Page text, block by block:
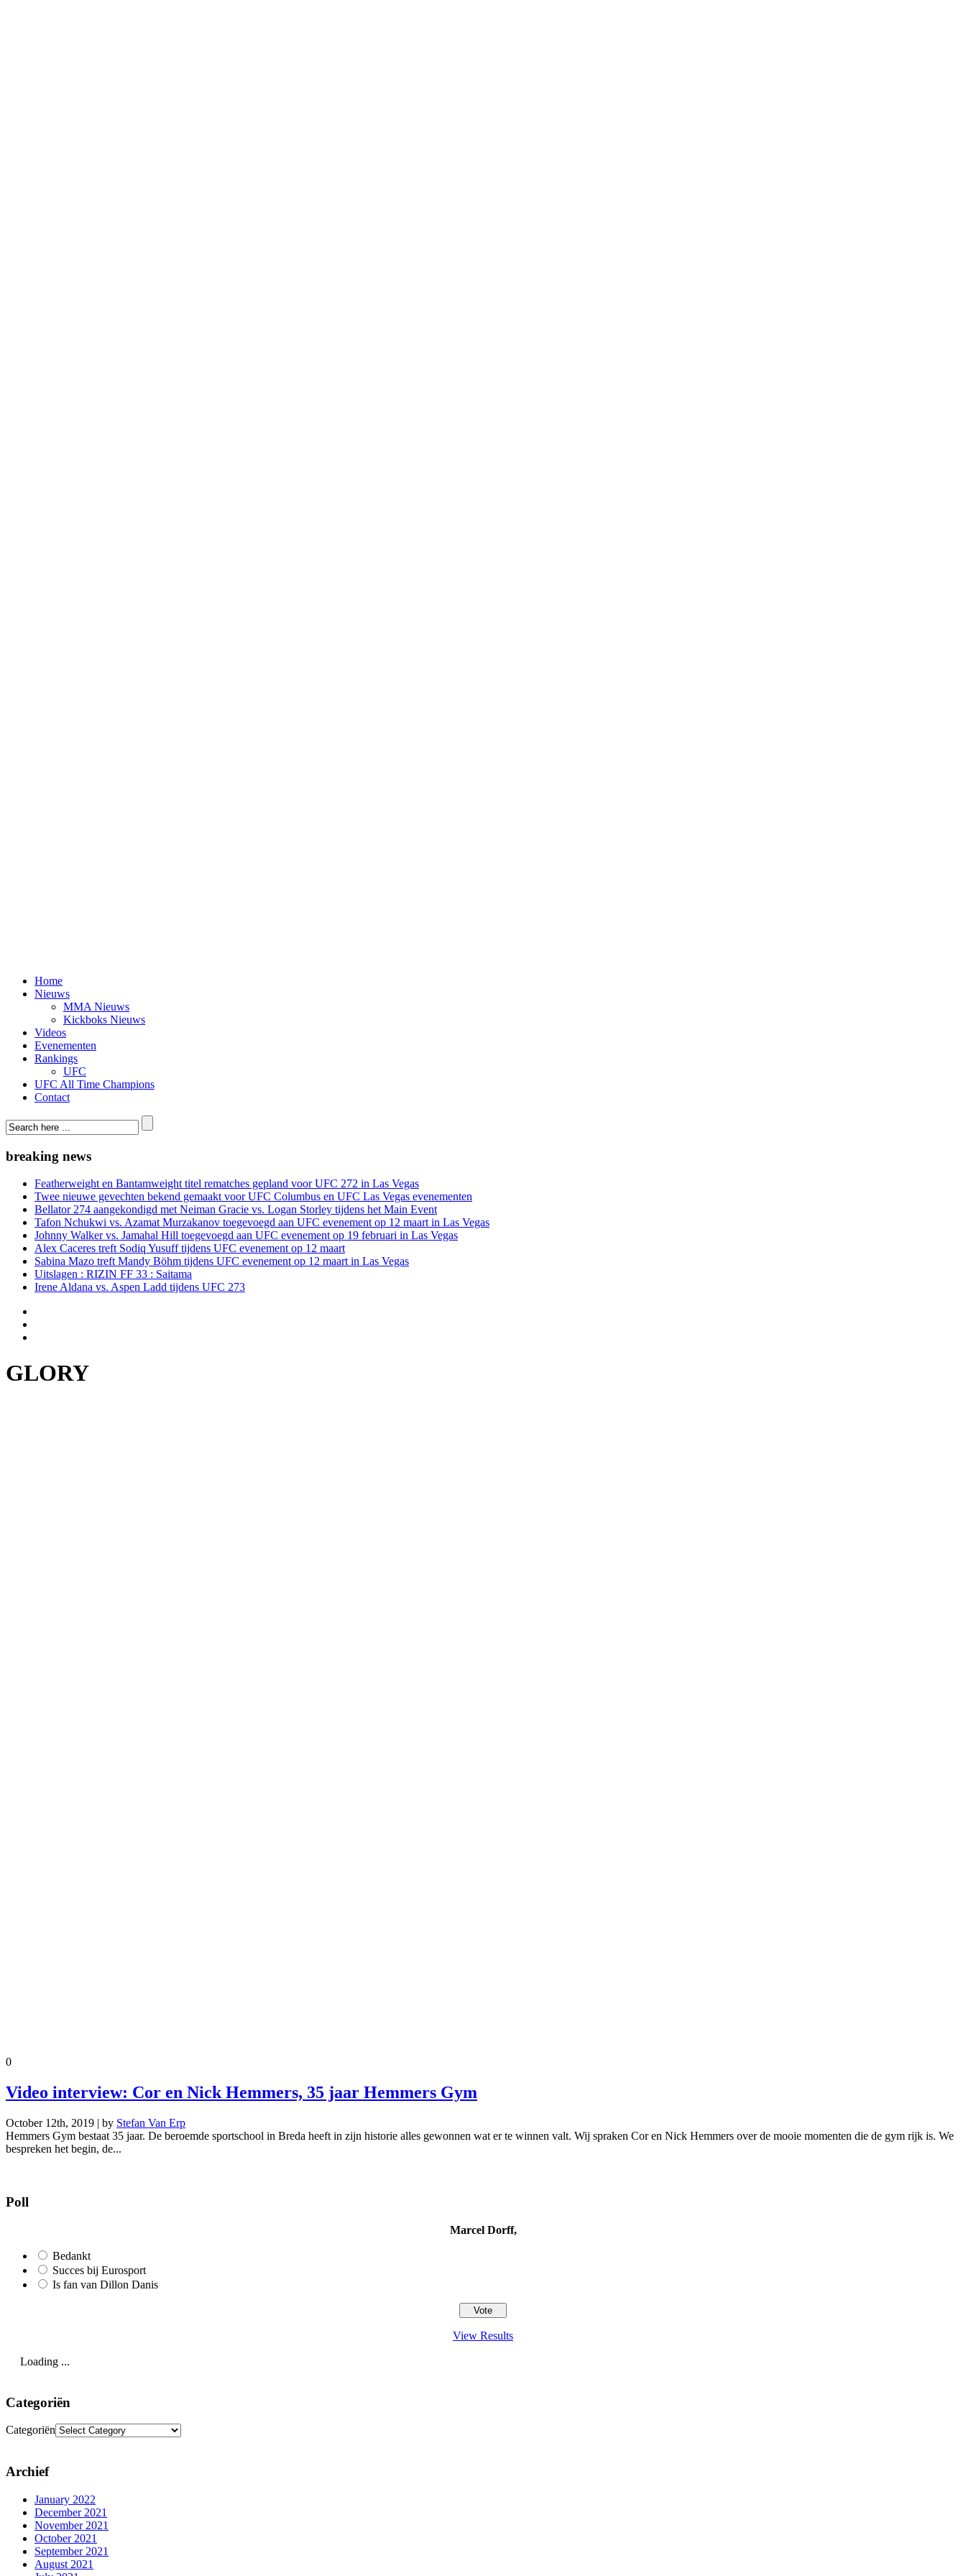
Home
Nieuws
MMA Nieuws
Kickboks Nieuws
Videos
Evenementen
Rankings
UFC
UFC All Time Champions
Contact
breaking news
Featherweight en Bantamweight titel rematches gepland voor UFC 272 in Las Vegas
Twee nieuwe gevechten bekend gemaakt voor UFC Columbus en UFC Las Vegas evenementen
Bellator 274 aangekondigd met Neiman Gracie vs. Logan Storley tijdens het Main Event
Tafon Nchukwi vs. Azamat Murzakanov toegevoegd aan UFC evenement op 12 maart in Las Vegas
Johnny Walker vs. Jamahal Hill toegevoegd aan UFC evenement op 19 februari in Las Vegas
Alex Caceres treft Sodiq Yusuff tijdens UFC evenement op 12 maart
Sabina Mazo treft Mandy Böhm tijdens UFC evenement op 12 maart in Las Vegas
Uitslagen : RIZIN FF 33 : Saitama
Irene Aldana vs. Aspen Ladd tijdens UFC 273
GLORY
0
Video interview: Cor en Nick Hemmers, 35 jaar Hemmers Gym
October 12th, 2019 | by Stefan Van Erp
Hemmers Gym bestaat 35 jaar. De beroemde sportschool in Breda heeft in zijn historie alles gewonnen wat er te winnen valt. Wij spraken Cor en Nick Hemmers over de mooie momenten die de gym rijk is. We
bespreken het begin, de...
Poll
Marcel Dorff,
Bedankt
Succes bij Eurosport
Is fan van Dillon Danis
View Results
Loading ...
Categoriën
Categoriën
Archief
January 2022
December 2021
November 2021
October 2021
September 2021
August 2021